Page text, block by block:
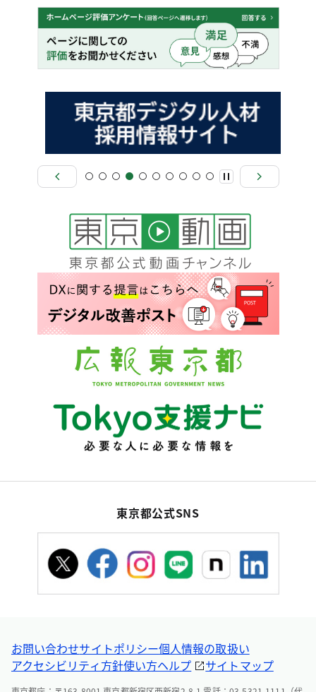
東京都公式SNS
お問い合わせサイトポリシー個人情報の取扱い
アクセシビリティ方針使い方ヘルプ サイトマップ